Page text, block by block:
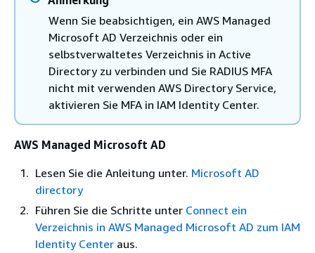
Wenn Sie beabsichtigen, ein AWS Managed
Microsoft AD Verzeichnis oder ein
selbstverwaltetes Verzeichnis in Active
Directory zu verbinden und Sie RADIUS MFA
nicht mit verwenden AWS Directory Service,
aktivieren Sie MFA in IAM Identity Center.
AWS Managed Microsoft AD
Lesen Sie die Anleitung unter. Microsoft AD
directory
Führen Sie die Schritte unter Connect ein
Verzeichnis in AWS Managed Microsoft AD zum IAM
Identity Center aus.